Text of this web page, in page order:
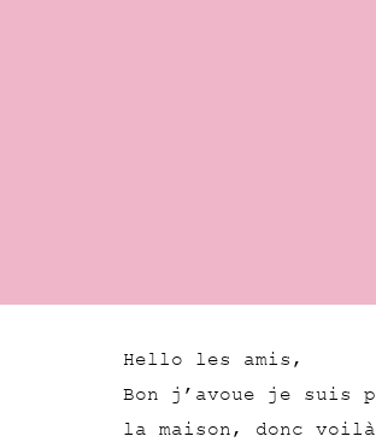
Hello les amis,
Bon j’avoue je suis
la maison, donc